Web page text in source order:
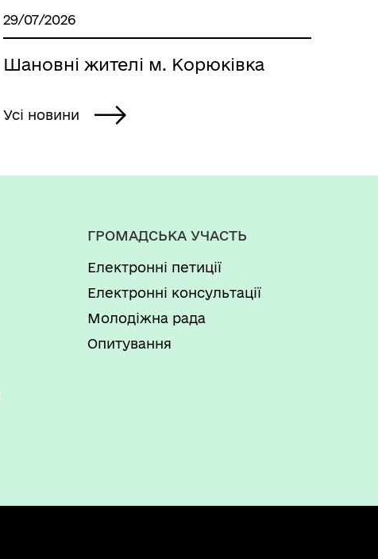
29/07/2026
Шановні жителі м. Корюківка
Усі новини
ГРОМАДСЬКА УЧАСТЬ
Електронні петиції
Електронні консультації
Молодіжна рада
Опитування